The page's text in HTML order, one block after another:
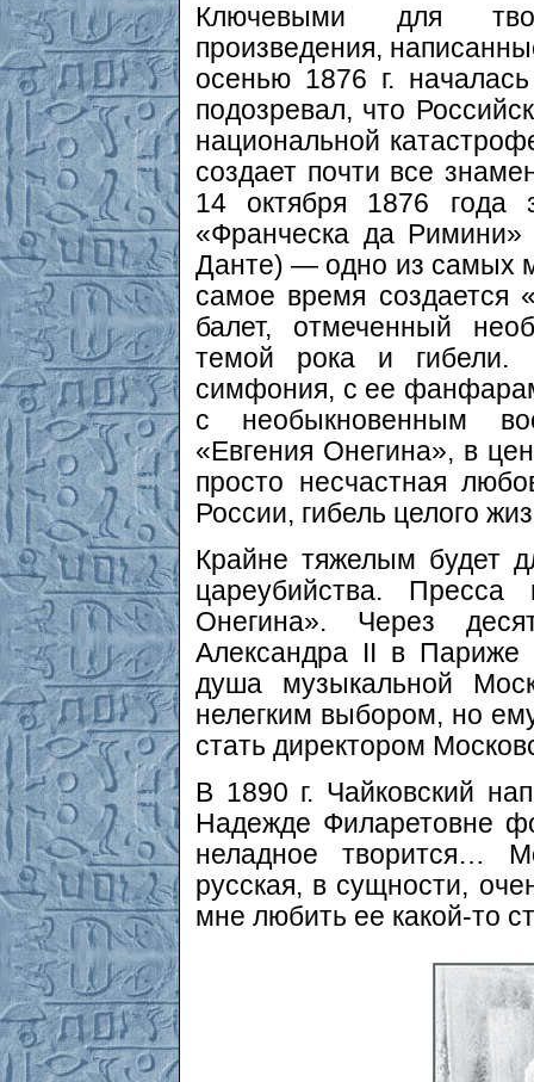
Ключевыми для
произведения,
осенью 1876 г.
подозревал, что
национальной
создает почти все
14 октября 1876 года
«Франческа да
Данте) — одно из самых
самое время создается
балет, отмеченный
темой рока и гибели.
симфония, с ее
с необыкновенным
«Евгения Онегина», в
просто несчастная
России, гибель целого
Крайне тяжелым будет
цареубийства.
Онегина». Через
Александра II в Париже
душа музыкальной
нелегким выбором, но
стать директором
В 1890 г. Чайковский
Надежде Филаретовне
неладное творится…
русская, в сущности,
мне любить ее какой-то